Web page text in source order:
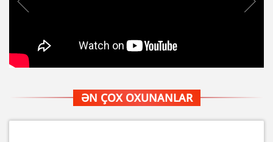
ƏN ÇOX OXUNANLAR